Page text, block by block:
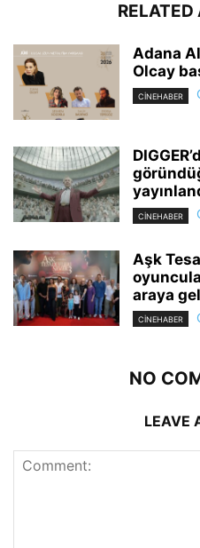
RELATED
Adana
Olcay
CINEHABER
CINEHABER
Aşk
araya
CINEHABER
NO
LEAVE